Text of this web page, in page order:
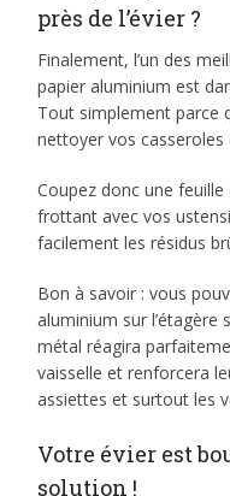
près de l’évier ?
Finalement, l’un des
papier aluminium est
Tout simplement parce
nettoyer vos casseroles
Coupez donc une
frottant avec vos
facilement les résidus
Bon à savoir : vous
aluminium sur l’étagère
métal réagira
vaisselle et renforcera
assiettes et surtout les
Votre évier est
solution !